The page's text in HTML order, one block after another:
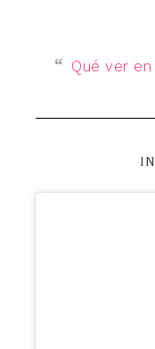
Qué ver